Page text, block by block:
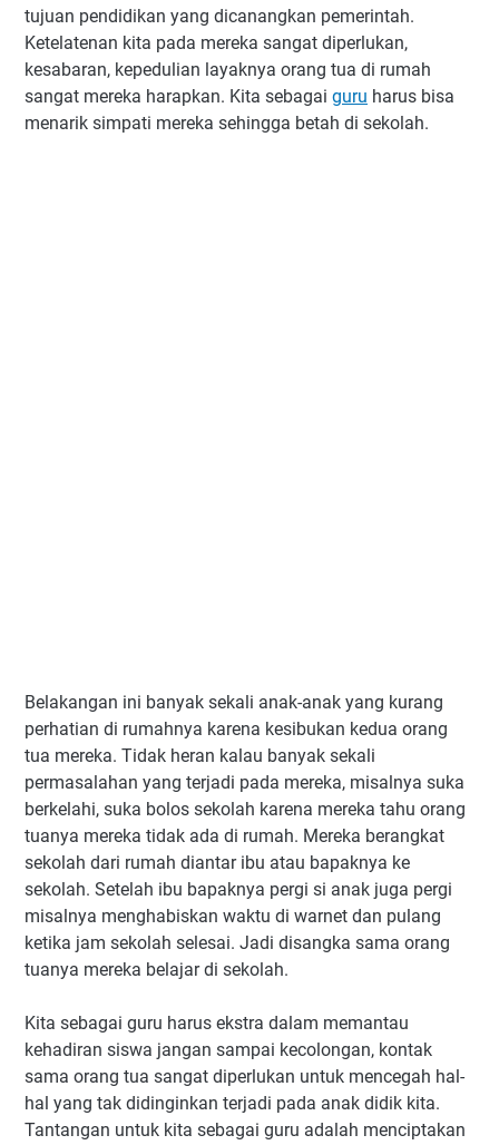
tujuan pendidikan yang dicanangkan pemerintah.
Ketelatenan kita pada mereka sangat diperlukan,
kesabaran, kepedulian layaknya orang tua di rumah
sangat mereka harapkan. Kita sebagai guru harus bisa
menarik simpati mereka sehingga betah di sekolah.
Belakangan ini banyak sekali anak-anak yang kurang
perhatian di rumahnya karena kesibukan kedua orang
tua mereka. Tidak heran kalau banyak sekali
permasalahan yang terjadi pada mereka, misalnya suka
berkelahi, suka bolos sekolah karena mereka tahu orang
tuanya mereka tidak ada di rumah. Mereka berangkat
sekolah dari rumah diantar ibu atau bapaknya ke
sekolah. Setelah ibu bapaknya pergi si anak juga pergi
misalnya menghabiskan waktu di warnet dan pulang
ketika jam sekolah selesai. Jadi disangka sama orang
tuanya mereka belajar di sekolah.
Kita sebagai guru harus ekstra dalam memantau
kehadiran siswa jangan sampai kecolongan, kontak
sama orang tua sangat diperlukan untuk mencegah hal-
hal yang tak didinginkan terjadi pada anak didik kita.
Tantangan untuk kita sebagai guru adalah menciptakan